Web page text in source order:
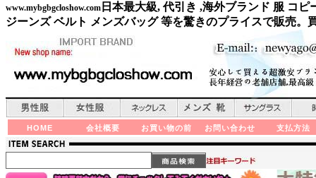
www.mybgbgcloshow.com 日本最大級, 代引き ,海外ブランド 服 コ
ジーンズ ベルト メンズバッグ 等を驚きのプライスで販売。
HOME 会社概要 お買い物の前 お問い合わせ 支払方法